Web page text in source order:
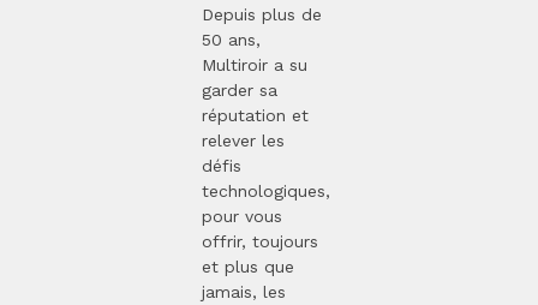
Depuis plus de
50 ans,
Multiroir a su
garder sa
réputation et
relever les
défis
technologiques,
pour vous
offrir, toujours
et plus que
jamais, les